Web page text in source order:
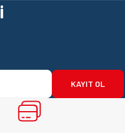
KAYIT OL